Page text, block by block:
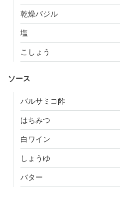
乾燥バジル
塩
こしょう
ソース
バルサミコ酢
はちみつ
白ワイン
しょうゆ
バター